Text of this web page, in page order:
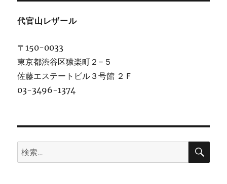
代官山レザール
〒150-0033
東京都渋谷区猿楽町２−５
佐藤エステートビル３号館 ２Ｆ
03-3496-1374
検
索:
検